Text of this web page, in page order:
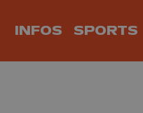
INFOS SPORTS